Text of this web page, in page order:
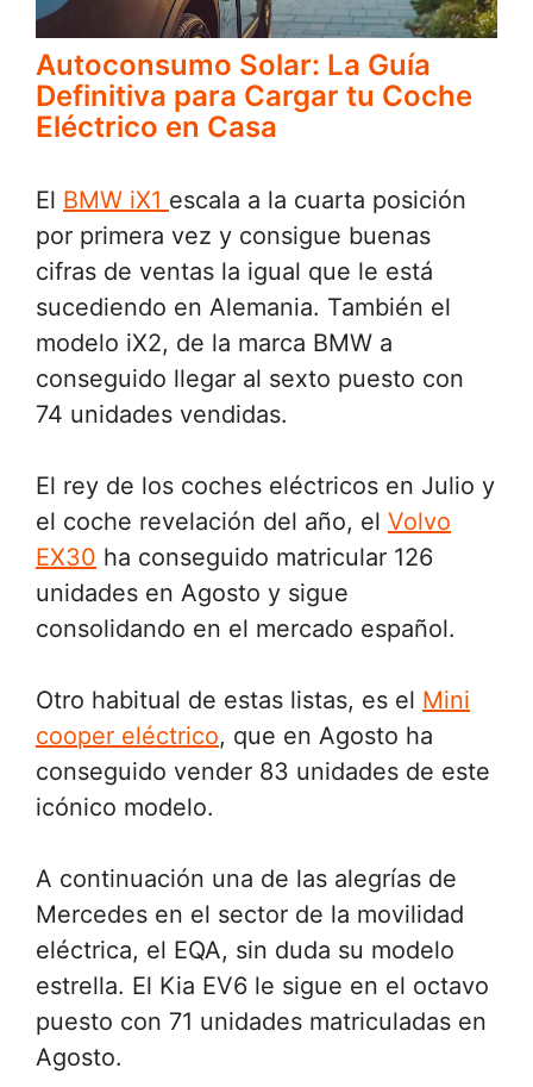
Autoconsumo Solar: La Guía
Definitiva para Cargar tu Coche
Eléctrico en Casa
El BMW iX1 escala a la cuarta posición
por primera vez y consigue buenas
cifras de ventas la igual que le está
sucediendo en Alemania. También el
modelo iX2, de la marca BMW a
conseguido llegar al sexto puesto con
74 unidades vendidas.
El rey de los coches eléctricos en Julio y
el coche revelación del año, el Volvo
EX30 ha conseguido matricular 126
unidades en Agosto y sigue
consolidando en el mercado español.
Otro habitual de estas listas, es el Mini
cooper eléctrico, que en Agosto ha
conseguido vender 83 unidades de este
icónico modelo.
A continuación una de las alegrías de
Mercedes en el sector de la movilidad
eléctrica, el EQA, sin duda su modelo
estrella. El Kia EV6 le sigue en el octavo
puesto con 71 unidades matriculadas en
Agosto.